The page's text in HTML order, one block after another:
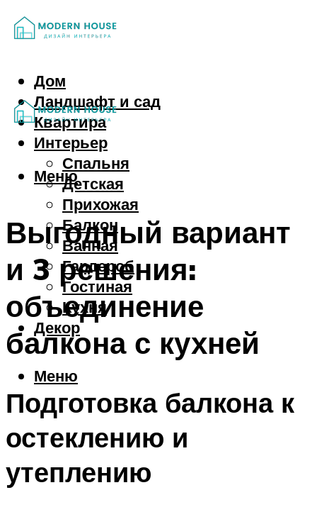
Дом
Ландшафт и сад
Квартира
Интерьер
Спальня
Детская
Прихожая
Балкон
Ванная
Гардероб
Гостиная
Кухня
Декор
Меню
Меню
Выгодный вариант
и 3 решения:
объединение
балкона с кухней
Подготовка балкона к
остеклению и
утеплению